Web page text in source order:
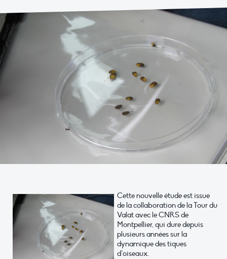
Cette nouvelle étude est issue
de la collaboration de la Tour du
Valat avec le CNRS de
Montpellier, qui dure depuis
plusieurs années sur la
dynamique des tiques
d’oiseaux.